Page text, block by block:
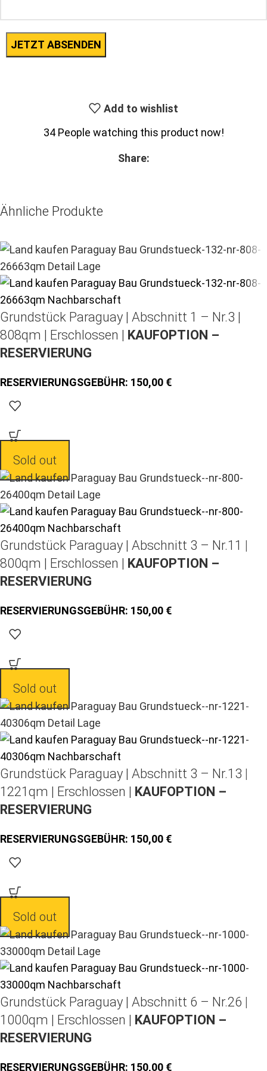
Add to wishlist
34 People watching this product now!
Share:
Ähnliche Produkte
Grundstück Paraguay | Abschnitt 1 – Nr.3 |
808qm | Erschlossen | KAUFOPTION –
RESERVIERUNG
150,00
Sold out
Grundstück Paraguay | Abschnitt 3 – Nr.11 |
800qm | Erschlossen | KAUFOPTION –
RESERVIERUNG
150,00
Sold out
Grundstück Paraguay | Abschnitt 3 – Nr.13 |
1221qm | Erschlossen | KAUFOPTION –
RESERVIERUNG
150,00
Sold out
Grundstück Paraguay | Abschnitt 6 – Nr.26 |
1000qm | Erschlossen | KAUFOPTION –
RESERVIERUNG
150,00